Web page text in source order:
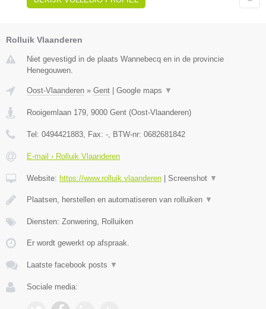
Rolluik Vlaanderen
Niet gevestigd in de plaats Wannebecq en in de provincie
Henegouwen.
Oost-Vlaanderen » Gent Google maps ▼
Rooigemlaan 179, 9000 Gent (Oost-Vlaanderen)
Tel: 0494421883, Fax: -, BTW-nr: 0682681842
E-mail › Rolluik Vlaanderen
Website: https://www.rolluik.vlaanderen Screenshot ▼
Plaatsen, herstellen en automatiseren van rolluiken ▼
Diensten: Zonwering, Rolluiken
Er wordt gewerkt op afspraak.
Laatste facebook posts ▼
Sociale media: